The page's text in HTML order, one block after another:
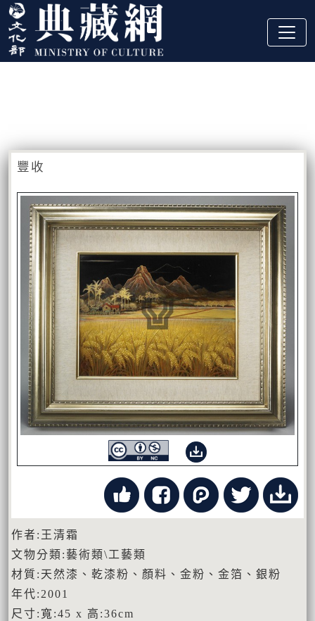
跳到主要內容
:::
豐收
作者:王清霜
文物分類:藝術類\工藝類
材質:天然漆、乾漆粉、顏料、金粉、金箔、銀粉
年代:2001
尺寸:寬:45 x 高:36cm